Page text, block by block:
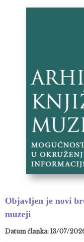
Objavljen je novi
muzeji
Datum članka: 13/07/